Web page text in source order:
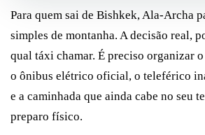
Para quem sai de Bishkek, Ala-Archa
simples de montanha. A decisão real,
qual táxi chamar. É preciso organizar
o ônibus elétrico oficial, o teleférico
e a caminhada que ainda cabe no seu
preparo físico.